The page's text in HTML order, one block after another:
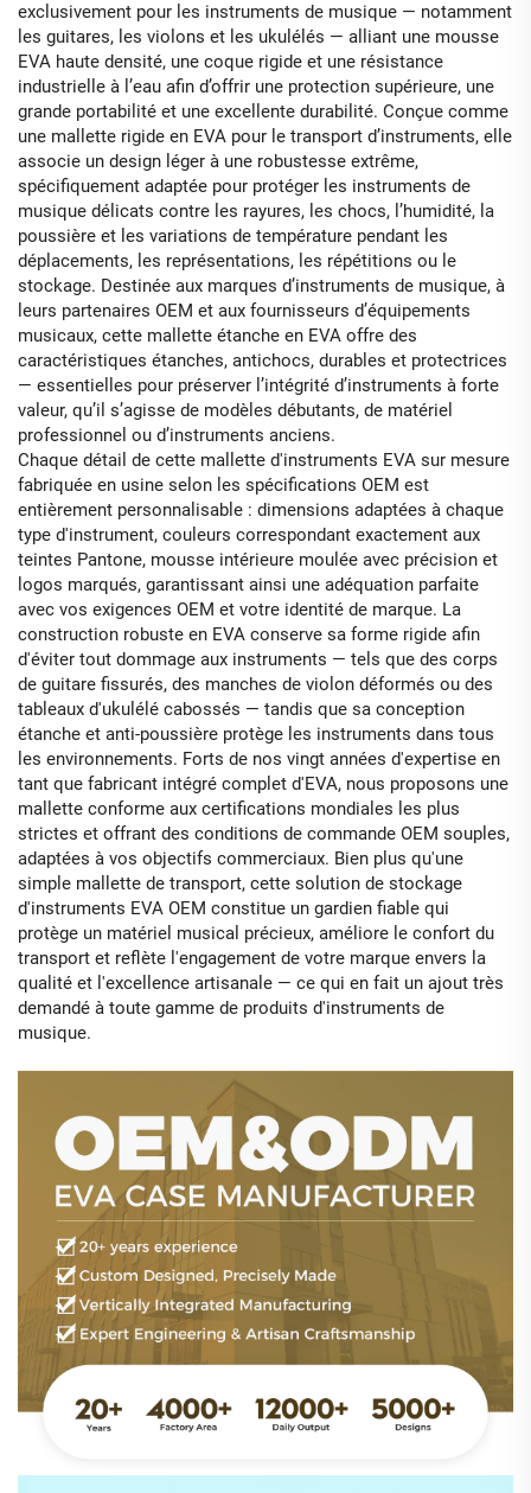
exclusivement pour les instruments de musique — notamment
les guitares, les violons et les ukulélés — alliant une mousse
EVA haute densité, une coque rigide et une résistance
industrielle à l’eau afin d’offrir une protection supérieure, une
grande portabilité et une excellente durabilité. Conçue comme
une mallette rigide en EVA pour le transport d’instruments, elle
associe un design léger à une robustesse extrême,
spécifiquement adaptée pour protéger les instruments de
musique délicats contre les rayures, les chocs, l’humidité, la
poussière et les variations de température pendant les
déplacements, les représentations, les répétitions ou le
stockage. Destinée aux marques d’instruments de musique, à
leurs partenaires OEM et aux fournisseurs d’équipements
musicaux, cette mallette étanche en EVA offre des
caractéristiques étanches, antichocs, durables et protectrices
— essentielles pour préserver l’intégrité d’instruments à forte
valeur, qu’il s’agisse de modèles débutants, de matériel
professionnel ou d’instruments anciens.
Chaque détail de cette mallette d'instruments EVA sur mesure
fabriquée en usine selon les spécifications OEM est
entièrement personnalisable : dimensions adaptées à chaque
type d'instrument, couleurs correspondant exactement aux
teintes Pantone, mousse intérieure moulée avec précision et
logos marqués, garantissant ainsi une adéquation parfaite
avec vos exigences OEM et votre identité de marque. La
construction robuste en EVA conserve sa forme rigide afin
d'éviter tout dommage aux instruments — tels que des corps
de guitare fissurés, des manches de violon déformés ou des
tableaux d'ukulélé cabossés — tandis que sa conception
étanche et anti-poussière protège les instruments dans tous
les environnements. Forts de nos vingt années d'expertise en
tant que fabricant intégré complet d'EVA, nous proposons une
mallette conforme aux certifications mondiales les plus
strictes et offrant des conditions de commande OEM souples,
adaptées à vos objectifs commerciaux. Bien plus qu'une
simple mallette de transport, cette solution de stockage
d'instruments EVA OEM constitue un gardien fiable qui
protège un matériel musical précieux, améliore le confort du
transport et reflète l'engagement de votre marque envers la
qualité et l'excellence artisanale — ce qui en fait un ajout très
demandé à toute gamme de produits d'instruments de
musique.